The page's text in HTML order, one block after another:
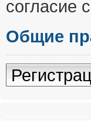
согласие
Общие